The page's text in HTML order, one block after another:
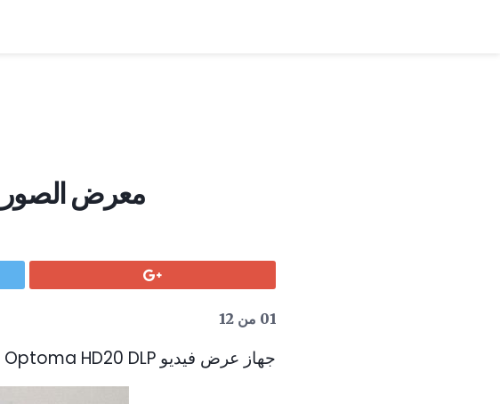
Optoma HD20 DLP Video Projector - معرض الصور
01 من 12
جهاز عرض فيديو Optoma HD20 DLP - منظر أمامي مع الملحقات